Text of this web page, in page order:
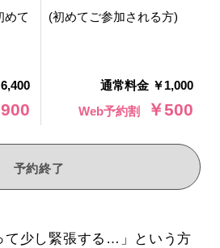
めて
(初めてご参加される方)
通常料金 ￥1,000
Web予約割
￥500
予約終了
て少し緊張する…」という方